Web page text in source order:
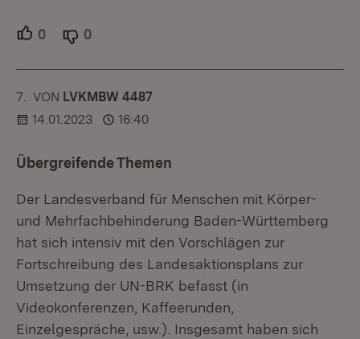
0 Unterstützer.
0
7. KOMMENTAR
VON :LVKMBW 4487
14.01.2023
16:40
Übergreifende Themen
Der Landesverband für Menschen mit Körper-
und Mehrfachbehinderung Baden-Württemberg
hat sich intensiv mit den Vorschlägen zur
Fortschreibung des Landesaktionsplans zur
Umsetzung der UN-BRK befasst (in
Videokonferenzen, Kaffeerunden,
Einzelgespräche, usw.). Insgesamt haben sich